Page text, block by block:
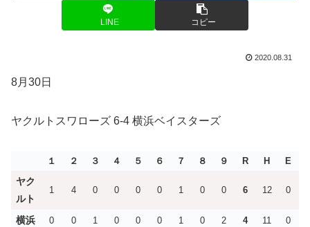
LINE コピー
2020.08.31
8月30日
ヤクルトスワローズ 6-4 横浜ベイスターズ
１ ２ ３ ４ ５ ６ ７ ８ ９ R H E
ヤク
ルト
1 4 0 0 0 0 1 0 0 6 12 0
横浜 0 0 1 0 0 0 1 0 2 4 11 0